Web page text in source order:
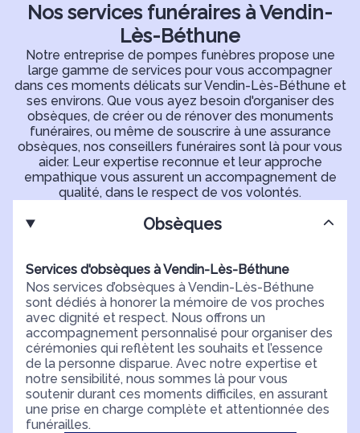
Nos services funéraires à Vendin-
Lès-Béthune
Notre entreprise de pompes funèbres propose une
large gamme de services pour vous accompagner
dans ces moments délicats sur Vendin-Lès-Béthune et
ses environs. Que vous ayez besoin d'organiser des
obsèques, de créer ou de rénover des monuments
funéraires, ou même de souscrire à une assurance
obsèques, nos conseillers funéraires sont là pour vous
aider. Leur expertise reconnue et leur approche
empathique vous assurent un accompagnement de
qualité, dans le respect de vos volontés.
Obsèques
Services d'obsèques à Vendin-Lès-Béthune
Nos services d’obsèques à Vendin-Lès-Béthune
sont dédiés à honorer la mémoire de vos proches
avec dignité et respect. Nous offrons un
accompagnement personnalisé pour organiser des
cérémonies qui reflètent les souhaits et l’essence
de la personne disparue. Avec notre expertise et
notre sensibilité, nous sommes là pour vous
soutenir durant ces moments difficiles, en assurant
une prise en charge complète et attentionnée des
funérailles.